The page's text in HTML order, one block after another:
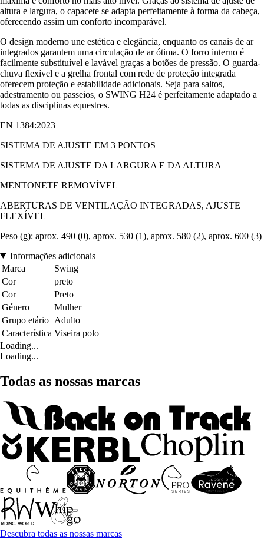
altura e largura, o capacete se adapta perfeitamente à forma da cabeça,
oferecendo assim um conforto incomparável.
O design moderno une estética e elegância, enquanto os canais de ar
integrados garantem uma circulação de ar ótima. O forro interno é
facilmente substituível e lavável graças a botões de pressão. O guarda-
chuva flexível e a grelha frontal com rede de proteção integrada
oferecem proteção e estabilidade adicionais. Seja para saltos,
adestramento ou passeios, o SWING H24 é perfeitamente adaptado a
todas as disciplinas equestres.
EN 1384:2023
SISTEMA DE AJUSTE EM 3 PONTOS
SISTEMA DE AJUSTE DA LARGURA E DA ALTURA
MENTONETE REMOVÍVEL
ABERTURAS DE VENTILAÇÃO INTEGRADAS, AJUSTE
FLEXÍVEL
Peso (g): aprox. 490 (0), aprox. 530 (1), aprox. 580 (2), aprox. 600 (3)
Informações adicionais
Marca
Swing
Cor
preto
Cor
Preto
Género
Mulher
Grupo etário Adulto
Característica Viseira polo
Loading...
Loading...
Todas as nossas marcas
Descubra todas as nossas marcas